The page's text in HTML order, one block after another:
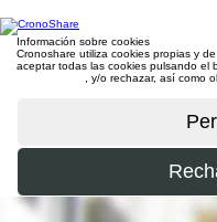
Información sobre cookies
Cronoshare utiliza cookies propias y
aceptar todas las cookies pulsando el
, y/o rechazar, así como